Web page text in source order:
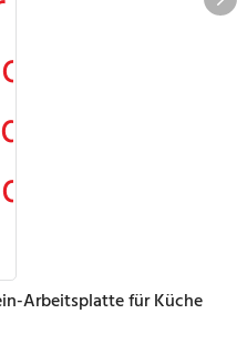
Arbeitsplatte für Küche